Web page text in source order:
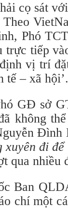
cọ sát
Phó
trực tiếp
vị trí
tế – xã hội’.
GĐ sở
không
Đình
xuyên đi
qua nhiều
Ban
chí một